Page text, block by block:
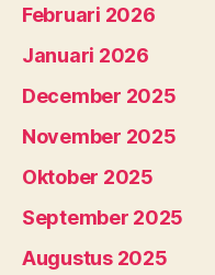
Februari 2026
Januari 2026
December 2025
November 2025
Oktober 2025
September 2025
Augustus 2025